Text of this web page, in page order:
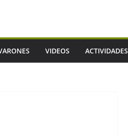
VIDEOS ACTIVIDADES